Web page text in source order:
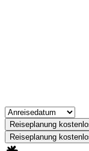
Reiseplanung
Reiseplanung